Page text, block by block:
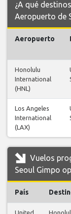
¿A qué
Aeropuerto de
Aeropuerto
Honolulu
International
(HNL)
Los Angeles
International
(LAX)
Vuelos
Seoul Gimpo
País
United